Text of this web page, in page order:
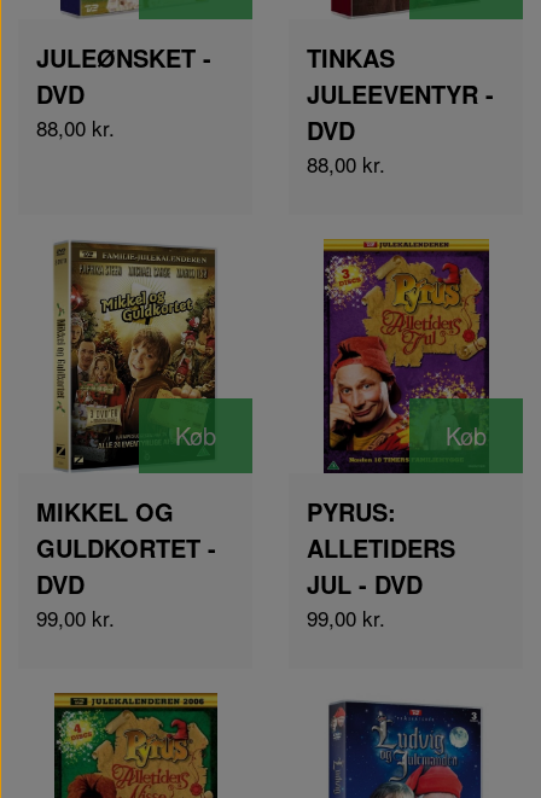
JULEØNSKET -
DVD
88,00 kr.
TINKAS
JULEEVENTYR -
DVD
88,00 kr.
Køb
MIKKEL OG
GULDKORTET -
DVD
99,00 kr.
Køb
PYRUS:
ALLETIDERS
JUL - DVD
99,00 kr.